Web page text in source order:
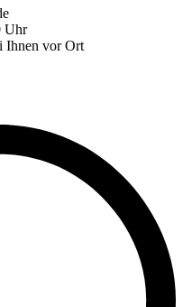
Uhr
Ihnen vor Ort